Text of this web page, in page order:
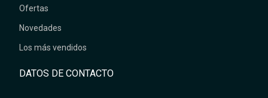
Ofertas
Novedades
Los más vendidos
DATOS DE CONTACTO